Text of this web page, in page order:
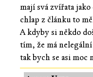
mají svá zvířata
chlap z článku to
A kdyby si někdo
tím, že má
tak bych se asi moc